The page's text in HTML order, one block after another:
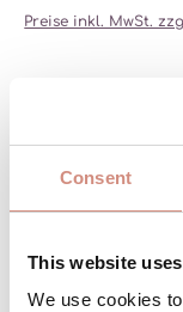
Consent
This website
We use cookies
Preise inkl. MwSt.
PETROL
(DIESE